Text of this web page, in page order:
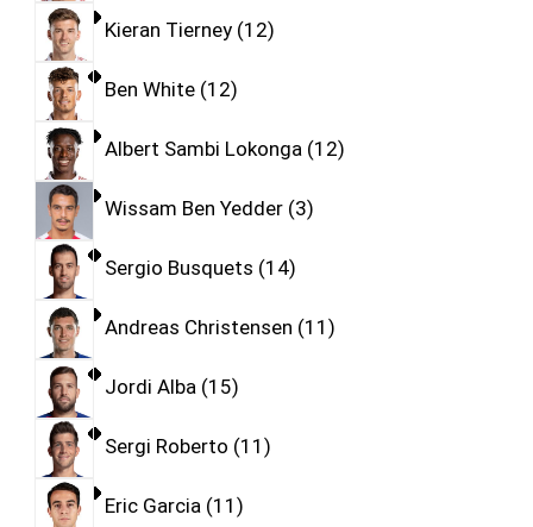
Kieran Tierney 12
Ben White 12
Albert Sambi Lokonga 12
Wissam Ben Yedder 3
Sergio Busquets 14
Andreas Christensen 11
Jordi Alba 15
Sergi Roberto 11
Eric Garcia 11